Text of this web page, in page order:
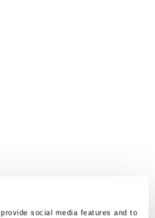
social media features and to